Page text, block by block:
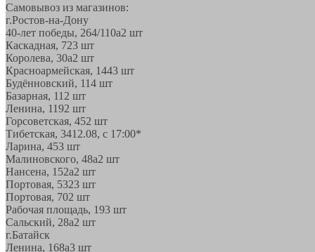
Самовывоз из магазинов:
г.Ростов-на-Дону
40-лет победы, 264/110а2 шт
Каскадная, 723 шт
Королева, 30а2 шт
Красноармейская, 1443 шт
Будённовский, 114 шт
Базарная, 11 2 шт
Ленина, 1192 шт
Горсоветская, 452 шт
Тибетская, 3412.08, с 17:00*
Ларина, 453 шт
Малиновского, 48а2 шт
Нансена, 152а2 шт
Портовая, 5323 шт
Портовая, 702 шт
Рабочая площадь, 193 шт
Сальский, 28a2 шт
г.Батайск
Ленина, 168а3 шт